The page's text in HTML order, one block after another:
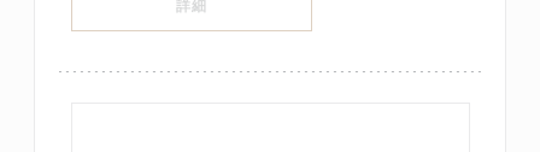
詳細